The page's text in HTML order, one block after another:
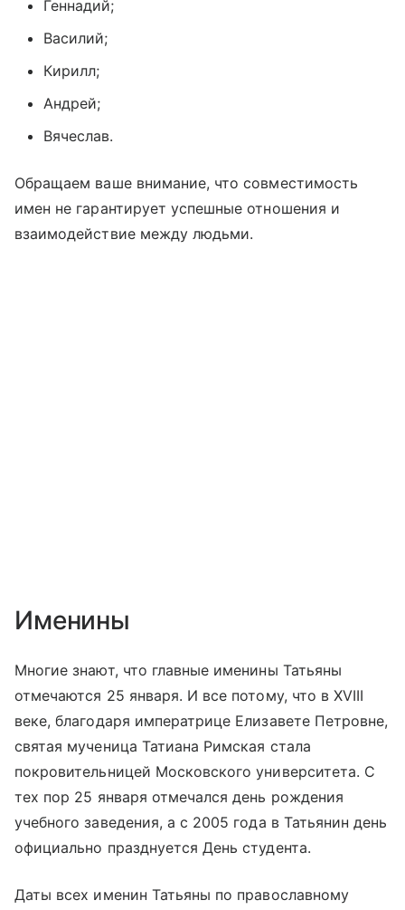
Геннадий;
Василий;
Кирилл;
Андрей;
Вячеслав.
Обращаем ваше внимание, что совместимость
имен не гарантирует успешные отношения и
взаимодействие между людьми.
Именины
Многие знают, что главные именины Татьяны
отмечаются 25 января. И все потому, что в XVIII
веке, благодаря императрице Елизавете Петровне,
святая мученица Татиана Римская стала
покровительницей Московского университета. С
тех пор 25 января отмечался день рождения
учебного заведения, а с 2005 года в Татьянин день
официально празднуется День студента.
Даты всех именин Татьяны по православному